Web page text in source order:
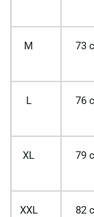
M 73
L 76
XL 79
XXL 82